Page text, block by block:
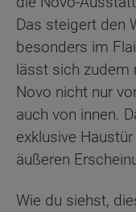
Das steigert den
besonders im
lässt sich zudem
Novo nicht nur
auch von innen.
exklusive
äußeren
Wie du siehst,